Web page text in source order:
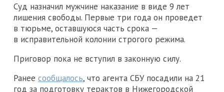
Суд назначил мужчине наказание в виде 9 лет
лишения свободы. Первые три года он проведет
в тюрьме, оставшуюся часть срока —
в исправительной колонии строгого режима.
Приговор пока не вступил в законную силу.
Ранее сообщалось, что агента СБУ посадили на 21
год за подготовку терактов в Нижегородской